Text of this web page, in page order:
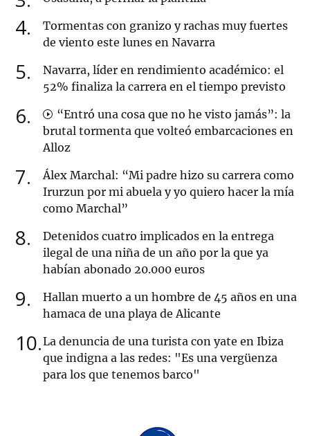
4
Tormentas con granizo y rachas muy fuertes
de viento este lunes en Navarra
5
Navarra, líder en rendimiento académico: el
52% finaliza la carrera en el tiempo previsto
6
“Entró una cosa que no he visto jamás”: la
brutal tormenta que volteó embarcaciones en
Alloz
7
Álex Marchal: “Mi padre hizo su carrera como
Irurzun por mi abuela y yo quiero hacer la mía
como Marchal”
8
Detenidos cuatro implicados en la entrega
ilegal de una niña de un año por la que ya
habían abonado 20.000 euros
9
Hallan muerto a un hombre de 45 años en una
hamaca de una playa de Alicante
10 La denuncia de una turista con yate en Ibiza
que indigna a las redes: "Es una vergüenza
para los que tenemos barco"